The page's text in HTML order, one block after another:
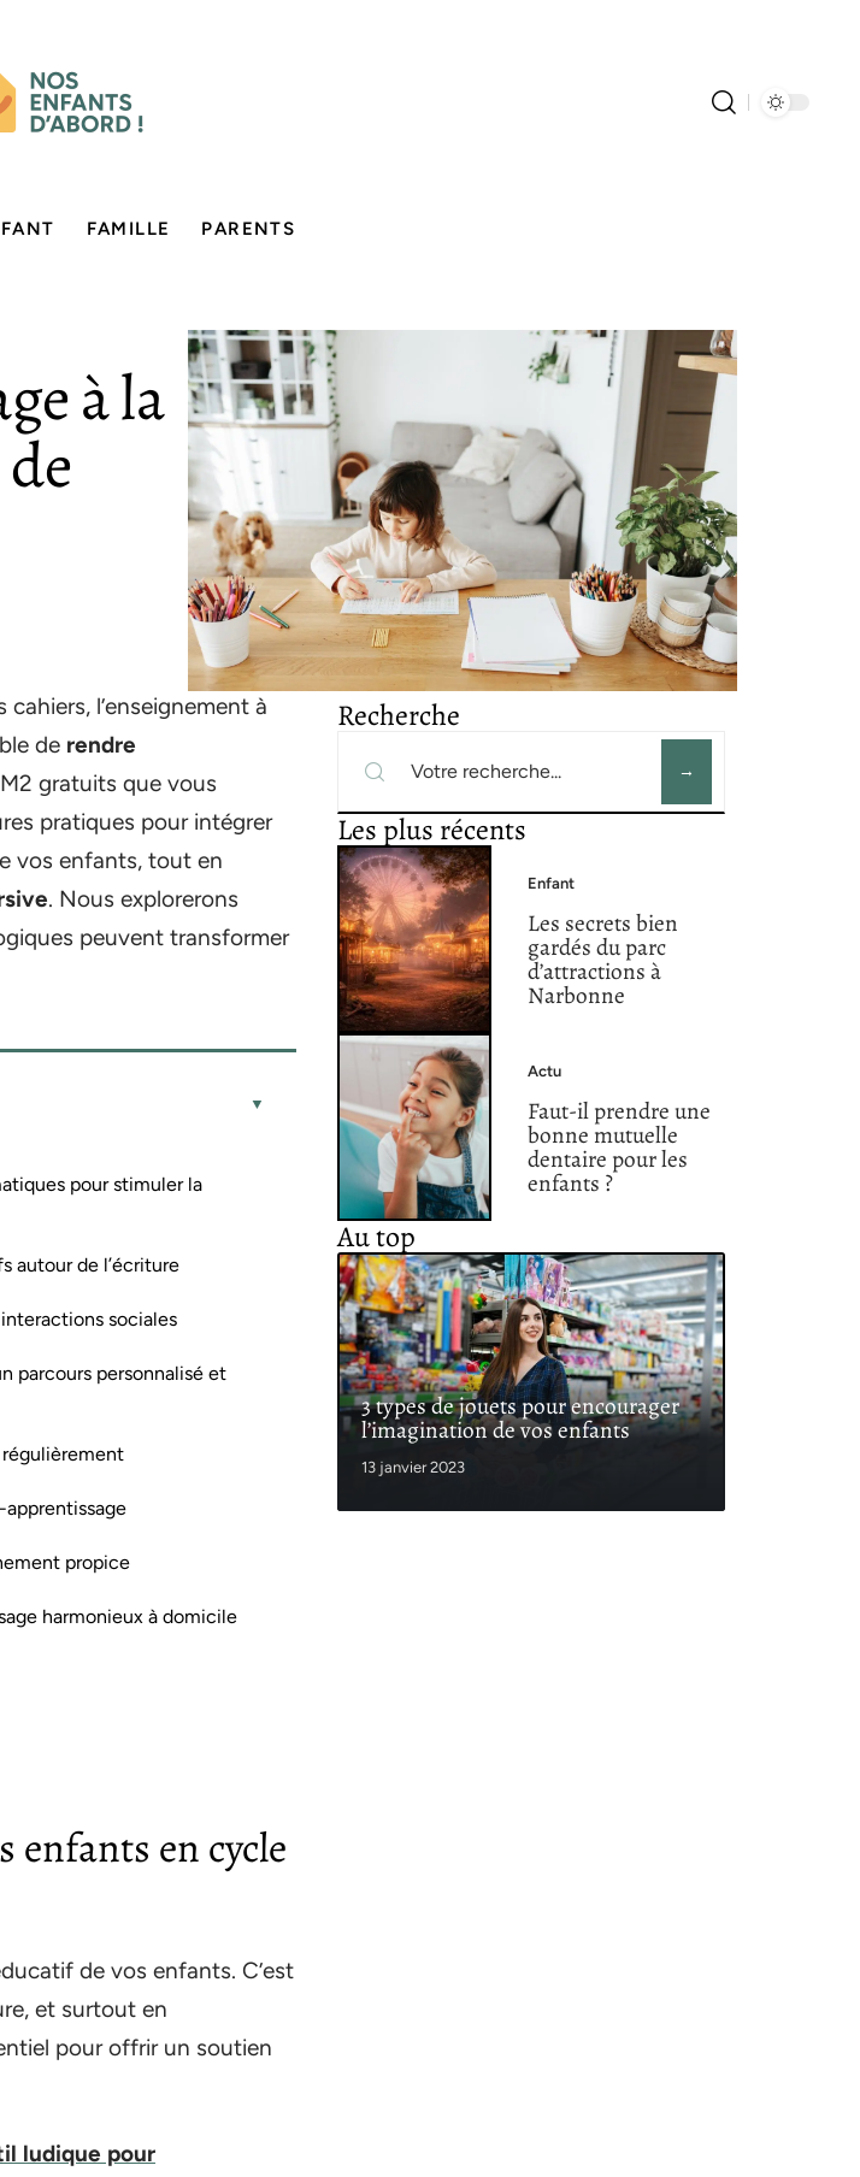
FAMILLE PARENTS
à la
l’enseignement à
de rendre
gratuits que vous
pratiques pour intégrer
vos enfants, tout en
. Nous explorerons
peuvent transformer
pour stimuler la
autour de l’écriture
sociales
parcours personnalisé et
apprentissage
propice
harmonieux à domicile
enfants en cycle
de vos enfants. C’est
et surtout en
pour offrir un soutien
ludique pour
Recherche
Les plus récents
Enfant
Les secrets bien
gardés du parc
d’attractions à
Narbonne
Actu
Faut-il prendre une
bonne mutuelle
dentaire pour les
enfants ?
Au top
3 types de jouets pour encourager
l’imagination de vos enfants
13 janvier 2023